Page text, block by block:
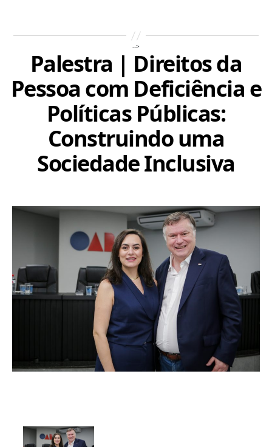
-->
Palestra | Direitos da
Pessoa com Deficiência e
Políticas Públicas:
Construindo uma
Sociedade Inclusiva